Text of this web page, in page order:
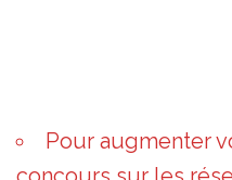
Pour augmenter